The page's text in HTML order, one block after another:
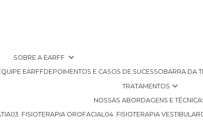
SOBRE A EARFF
EQUIPE EARFF DEPOIMENTOS E CASOS DE SUCESSO
BARRA DA
TRATAMENTOS
NOSSAS ABORDAGENS E
03. FISIOTERAPIA OROFACIAL 04. FISIOTERAPIA VESTIBULAR